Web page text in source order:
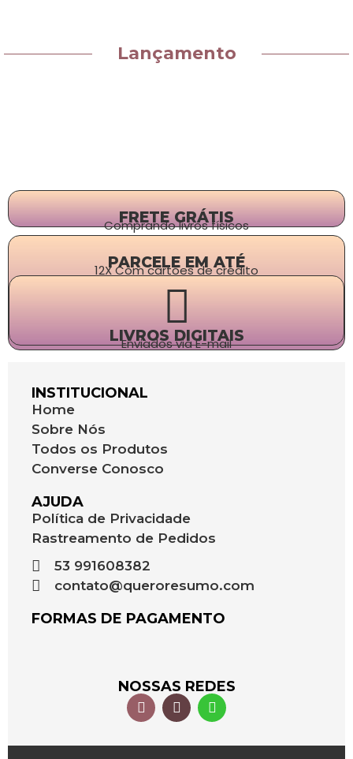
Lançamento
FRETE GRÁTIS
Comprando livros físicos
PARCELE EM ATÉ
12X Com cartões de crédito
LIVROS DIGITAIS
Enviados via E-mail
INSTITUCIONAL
Home
Sobre Nós
Todos os Produtos
Converse Conosco
AJUDA
Política de Privacidade
Rastreamento de Pedidos
53 991608382
contato@queroresumo.com
FORMAS DE PAGAMENTO
NOSSAS REDES